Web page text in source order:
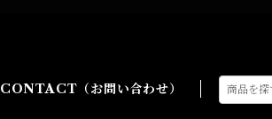
CONTACT（お問い合わせ）